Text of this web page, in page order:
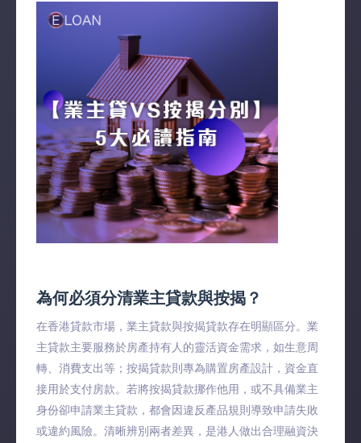
為何必須分清業主貸款與按揭？
在香港貸款市場，業主貸款與按揭貸款存在明顯區分。業
主貸款主要服務於房產持有人的靈活資金需求，如生意周
轉、消費支出等；按揭貸款則專為購置房產設計，資金直
接用於支付房款。若將按揭貸款挪作他用，或不具備業主
身份卻申請業主貸款，都會因違反產品規則導致申請失敗
或違約風險。清晰辨別兩者差異，是港人做出合理融資決